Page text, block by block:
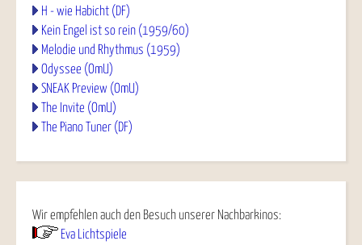
H - wie Habicht (DF)
Kein Engel ist so rein (1959/60)
Melodie und Rhythmus (1959)
Odyssee (OmU)
SNEAK Preview (OmU)
The Invite (OmU)
The Piano Tuner (DF)
Wir empfehlen auch den Besuch unserer Nachbarkinos:
Eva Lichtspiele